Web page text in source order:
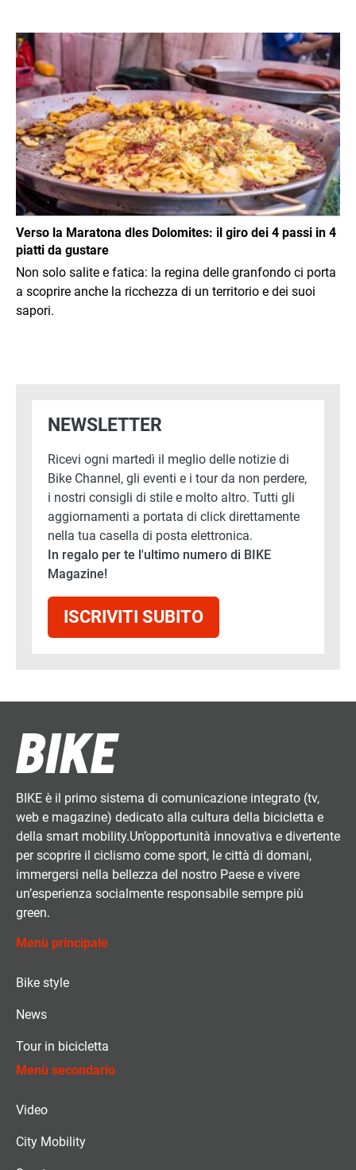
Immagine
Verso la Maratona dles Dolomites: il giro dei 4 passi in 4
piatti da gustare
Non solo salite e fatica: la regina delle granfondo ci porta
a scoprire anche la ricchezza di un territorio e dei suoi
sapori.
NEWSLETTER
Ricevi ogni martedì il meglio delle notizie di
Bike Channel, gli eventi e i tour da non perdere,
i nostri consigli di stile e molto altro. Tutti gli
aggiornamenti a portata di click direttamente
nella tua casella di posta elettronica.
In regalo per te l'ultimo numero di BIKE
Magazine!
ISCRIVITI SUBITO
BIKE è il primo sistema di comunicazione integrato (tv,
web e magazine) dedicato alla cultura della bicicletta e
della smart mobility.Un’opportunità innovativa e divertente
per scoprire il ciclismo come sport, le città di domani,
immergersi nella bellezza del nostro Paese e vivere
un’esperienza socialmente responsabile sempre più
green.
Menù principale
Bike style
News
Tour in bicicletta
Menù secondario
Video
City Mobility